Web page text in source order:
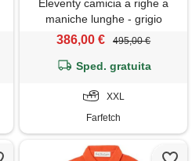
Eleventy camicia a righe a
maniche lunghe - grigio
386,00 € 495,00 €
Sped. gratuita
XXL
Farfetch